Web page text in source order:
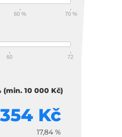
60 % 70 %
60 72
(min. 10 000 Kč)
Kč
17,84 %